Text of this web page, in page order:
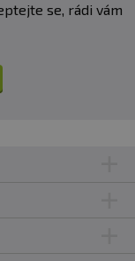
se, rádi vám